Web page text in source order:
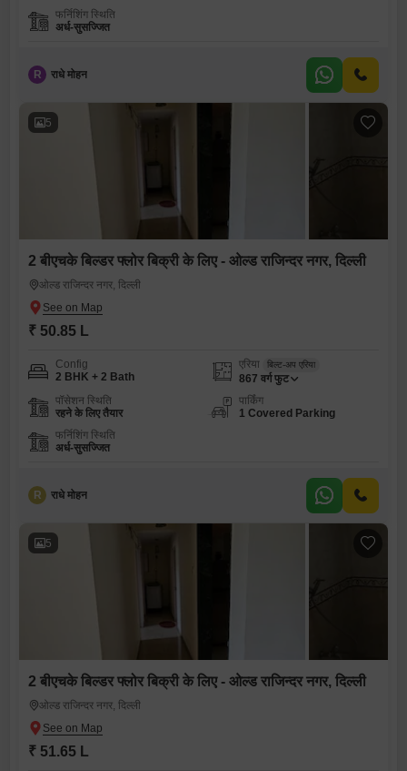
फर्निशिंग स्थिति
अर्ध-सुसज्जित
R राधे मोहन
5
2 बीएचके बिल्डर फ्लोर बिक्री के लिए - ओल्ड राजिन्दर नगर, दिल्ली
ओल्ड राजिन्दर नगर, दिल्ली
₹ 50.85 L
Config
2 BHK + 2 Bath
एरिया बिल्ट-अप एरिया
867 वर्ग फुट
पॉसेशन स्थिति
रहने के लिए तैयार
पार्किंग
1 Covered Parking
फर्निशिंग स्थिति
अर्ध-सुसज्जित
R राधे मोहन
5
2 बीएचके बिल्डर फ्लोर बिक्री के लिए - ओल्ड राजिन्दर नगर, दिल्ली
ओल्ड राजिन्दर नगर, दिल्ली
₹ 51.65 L